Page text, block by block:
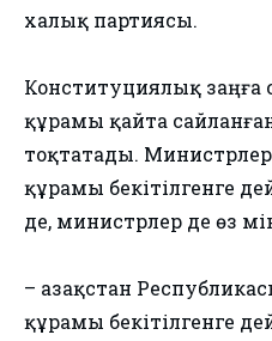
халық партиясы.
Конституциялық заңға
құрамы қайта
тоқтатады.
құрамы бекітілгенге
де, министрлер де өз
– Қазақстан
құрамы бекітілгенге